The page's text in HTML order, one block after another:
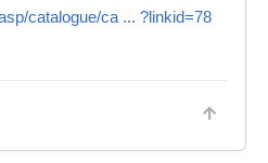
catalogue/ca ... ?linkid=78